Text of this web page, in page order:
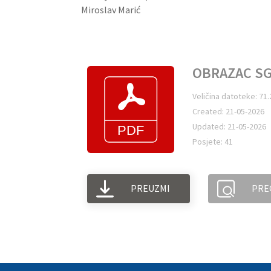
Miroslav Marić
OBRAZAC
Veličina datoteke:
Created: 21-05-2026
Updated: 21-05-2026
Posjete: 41
PREUZMI